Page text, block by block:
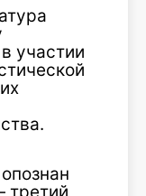
участии